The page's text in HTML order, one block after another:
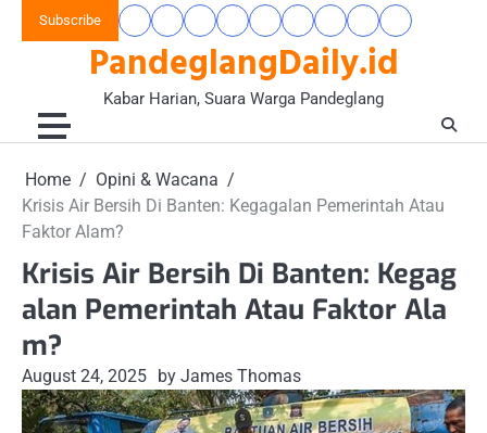
Subscribe
PandeglangDaily.id
Kabar Harian, Suara Warga Pandeglang
BerandaBanten
Raya
Gaya
Hidup
&
Komunitas
Hukum
Kriminal
Nasional
Opini
Wacana
Pandeglang
Today
Pendidikan
&
Kesehatan
Wisata
&
Home
Opini & Wacana
Krisis Air Bersih Di Banten: Kegagalan Pemerintah Atau
Faktor Alam?
Krisis Air Bersih Di Banten: Kegag
alan Pemerintah Atau Faktor Ala
m?
August 24, 2025 by James Thomas